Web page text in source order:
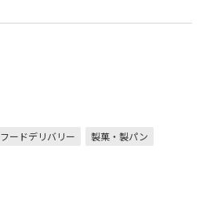
フードデリバリー
製菓・製パン